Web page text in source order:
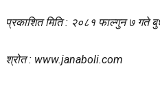
प्रकाशित मिति : २०८१ फाल्गुन ७ गते
श्रोत : www.janaboli.com